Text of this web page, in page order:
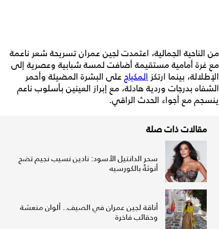
من الناحية الجمالية، اعتمدت لجين عمران تسريحة شعر ناعمة
مع غرة أمامية مستقيمة أضافت لمسة شبابية وعصرية إلى
الإطلالة، بينما ارتكز المكياج على البشرة المضيئة وأحمر
الشفاه بدرجات وردية هادئة، مع إبراز العينين بأسلوب ناعم
ينسجم مع أجواء الحدث الراقي.
مقالات ذات صلة
سحر الدانتيل الأسود: نادين نسيب نجيم تضج
أنوثةً بالكورسيه
أناقة لجين عمران في الصيف.. ألوان منعشة
وحقائب فاخرة